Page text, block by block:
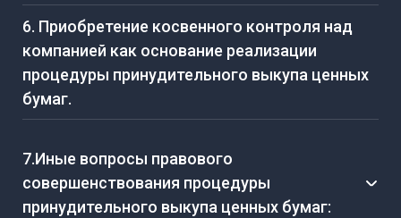
6. Приобретение косвенного контроля над
компанией как основание реализации
процедуры принудительного выкупа ценных
бумаг.
7.Иные вопросы правового
совершенствования процедуры
принудительного выкупа ценных бумаг: